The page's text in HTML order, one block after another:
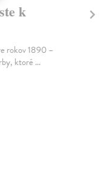
k
rokov 1890 –
ktoré ...